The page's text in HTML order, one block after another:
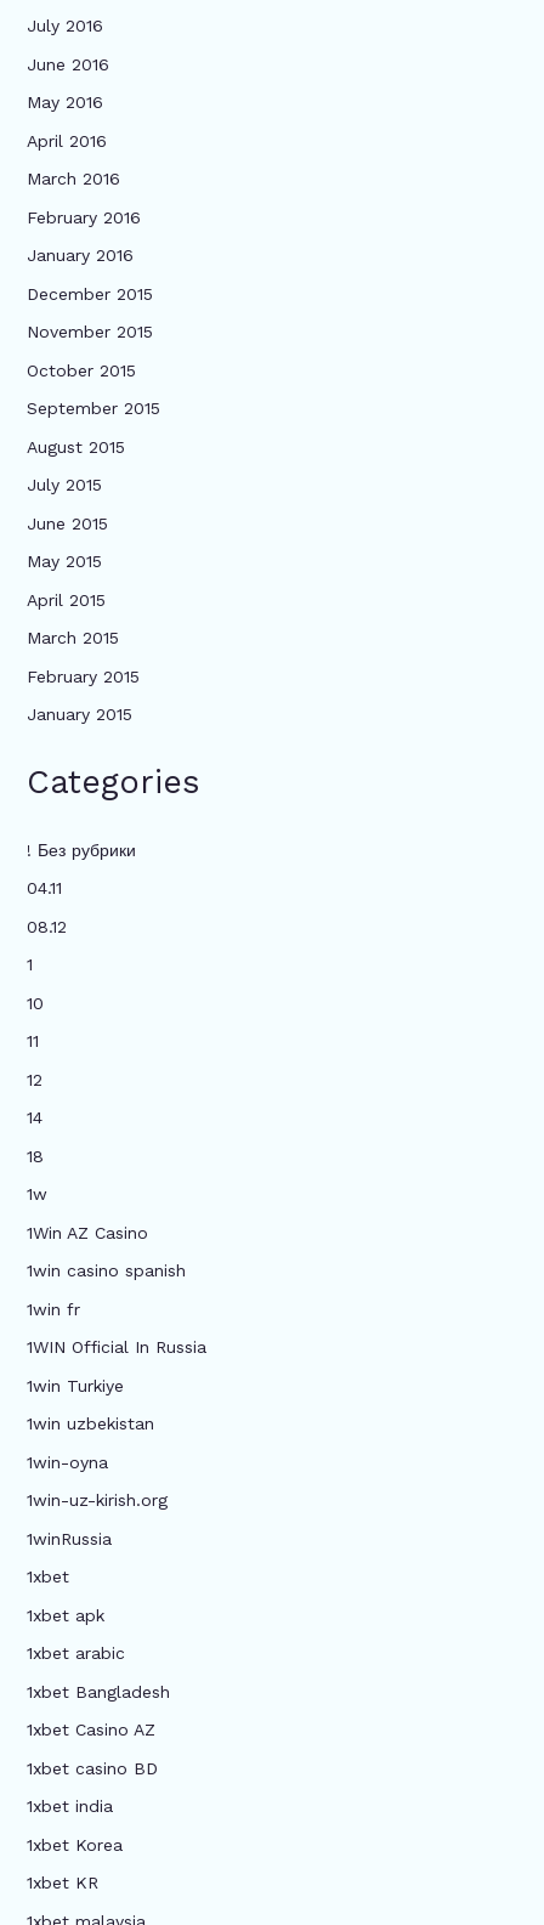
July 2016
June 2016
May 2016
April 2016
March 2016
February 2016
January 2016
December 2015
November 2015
October 2015
September 2015
August 2015
July 2015
June 2015
May 2015
April 2015
March 2015
February 2015
January 2015
Categories
! Без рубрики
04.11
08.12
1
10
11
12
14
18
1w
1Win AZ Casino
1win casino spanish
1win fr
1WIN Official In Russia
1win Turkiye
1win uzbekistan
1win-oyna
1win-uz-kirish.org
1winRussia
1xbet
1xbet apk
1xbet arabic
1xbet Bangladesh
1xbet Casino AZ
1xbet casino BD
1xbet india
1xbet Korea
1xbet KR
1xbet malaysia